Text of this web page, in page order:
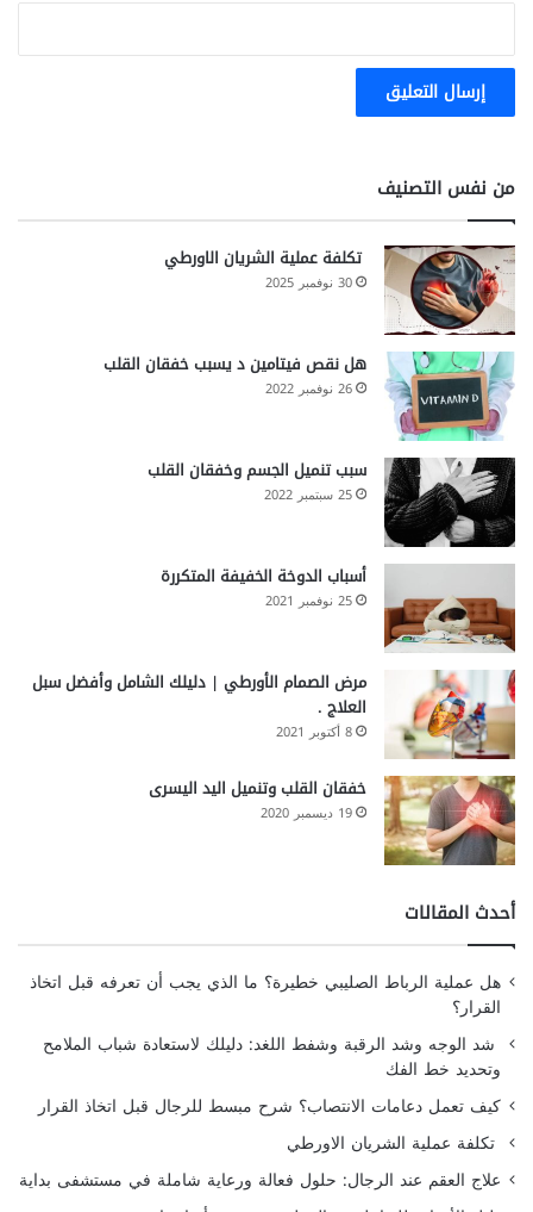
من نفس التصنيف
تكلفة عملية الشريان الاورطي
30 نوفمبر 2025
هل نقص فيتامين د يسبب خفقان القلب
26 نوفمبر 2022
سبب تنميل الجسم وخفقان القلب
25 سبتمبر 2022
أسباب الدوخة الخفيفة المتكررة
25 نوفمبر 2021
مرض الصمام الأورطي | دليلك الشامل وأفضل سبل
العلاج .
8 أكتوبر 2021
خفقان القلب وتنميل اليد اليسرى
19 ديسمبر 2020
أحدث المقالات
هل عملية الرباط الصليبي خطيرة؟ ما الذي يجب أن تعرفه قبل اتخاذ
القرار؟
شد الوجه وشد الرقبة وشفط اللغد: دليلك لاستعادة شباب الملامح
وتحديد خط الفك
كيف تعمل دعامات الانتصاب؟ شرح مبسط للرجال قبل اتخاذ القرار
تكلفة عملية الشريان الاورطي
علاج العقم عند الرجال: حلول فعالة ورعاية شاملة في مستشفى بداية